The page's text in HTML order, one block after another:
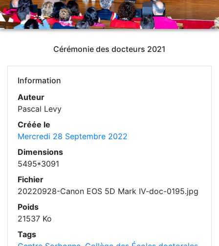
Cérémonie des docteurs 2021
Information
Auteur
Pascal Levy
Créée le
Mercredi 28 Septembre 2022
Dimensions
5495*3091
Fichier
20220928-Canon EOS 5D Mark IV-doc-0195.jpg
Poids
21537 Ko
Tags